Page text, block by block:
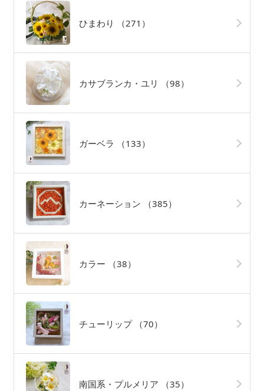
ひまわり （271）
カサブランカ・ユリ （98）
ガーベラ （133）
カーネーション （385）
カラー （38）
チューリップ （70）
南国系・プルメリア （35）